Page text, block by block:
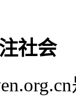
社会